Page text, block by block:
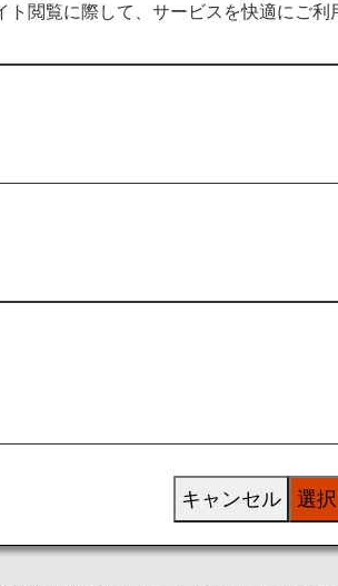
手荷物の取り扱
される便をいいます。コードシェ
場合があります。
・カナダ法令に基づいた手荷物
手荷物等について、ルールが異な
容と異なる場合があります。詳
閲覧に際して、サービスを快適にご利
選
キャンセル